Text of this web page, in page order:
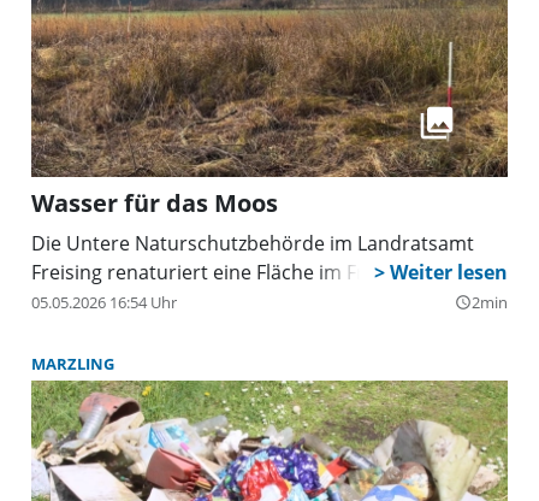
Wasser für das Moos
Die Untere Naturschutzbehörde im Landratsamt
Freising renaturiert eine Fläche im Freisinger Moos.
05.05.2026 16:54 Uhr query_builder2min
MARZLING